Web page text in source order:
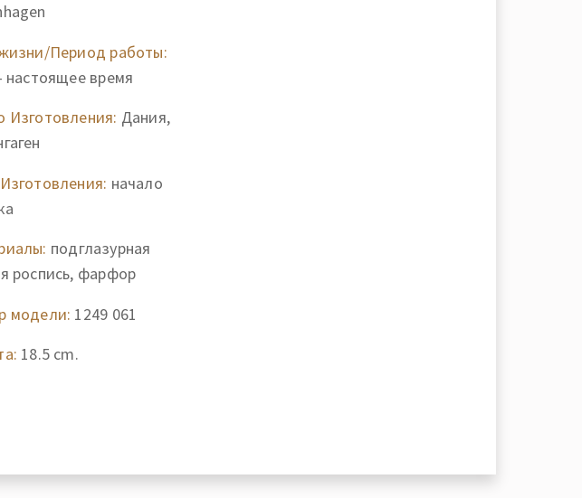
Период работы:
настоящее время
Изготовления: Дания,
начало
подглазурная
роспись, фарфор
модели: 1249 061
18.5 cm.